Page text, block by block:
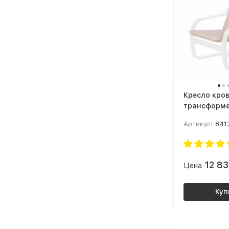
Кресло
квартиры
Малави
02 / Береза
Артикул:
Цена 12